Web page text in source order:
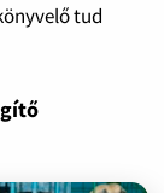
tud